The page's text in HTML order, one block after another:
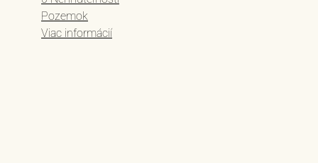
Pozemok
Viac informácií